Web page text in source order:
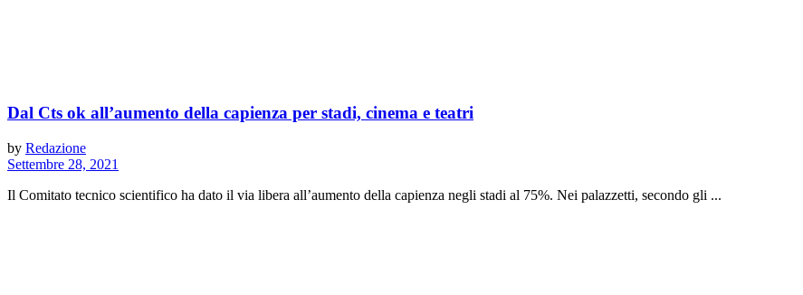
Dal Cts ok all’aumento della capienza per stadi, cinema e teatri
by Redazione
Settembre 28, 2021
Il Comitato tecnico scientifico ha dato il via libera all’aumento della capienza negli stadi al 75%. Nei palazzetti, secondo gli ...